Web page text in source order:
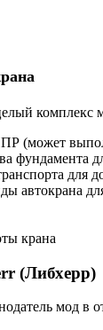
комплекс
(может
фундамента
для
автокрана
крана
(Либхерр)
мод